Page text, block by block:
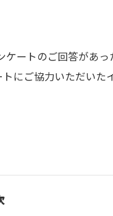
ートのご回答があっ
にご協力いただいた